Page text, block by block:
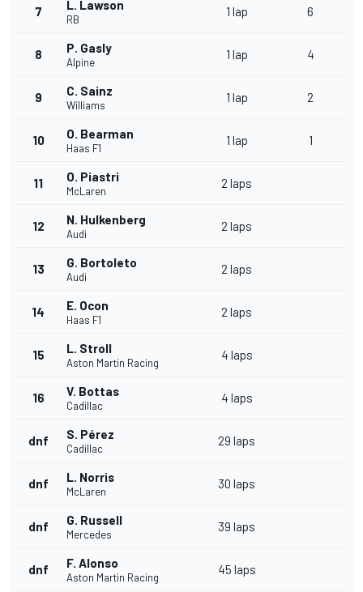
7 L. Lawson
RB
1 lap 6
8 P. Gasly
Alpine
1 lap 4
9 C. Sainz
Williams
1 lap 2
10 O. Bearman
Haas F1
1 lap 1
11 O. Piastri
McLaren
2 laps
12 N. Hulkenberg
Audi
2 laps
13 G. Bortoleto
Audi
2 laps
14 E. Ocon
Haas F1
2 laps
15 L. Stroll
Aston Martin Racing
4 laps
16 V. Bottas
Cadillac
4 laps
dnf S. Pérez
Cadillac
29 laps
dnf L. Norris
McLaren
30 laps
dnf G. Russell
Mercedes
39 laps
dnf F. Alonso
Aston Martin Racing
45 laps